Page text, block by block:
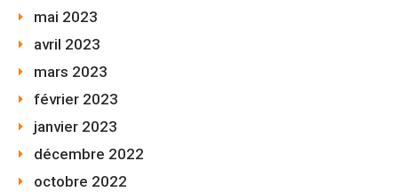
mai 2023
avril 2023
mars 2023
février 2023
janvier 2023
décembre 2022
octobre 2022